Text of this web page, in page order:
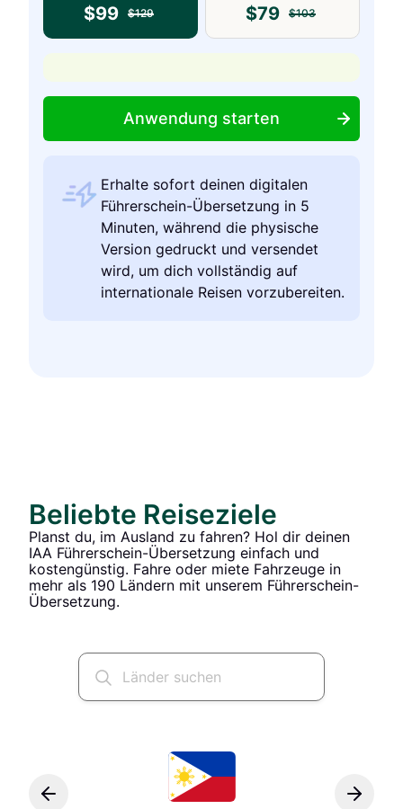
$99 $129 $79 $103
Anwendung starten
Erhalte sofort deinen digitalen
Führerschein-Übersetzung in 5
Minuten, während die physische
Version gedruckt und versendet
wird, um dich vollständig auf
internationale Reisen vorzubereiten.
Beliebte Reiseziele
Planst du, im Ausland zu fahren? Hol dir deinen
IAA Führerschein-Übersetzung einfach und
kostengünstig. Fahre oder miete Fahrzeuge in
mehr als 190 Ländern mit unserem Führerschein-
Übersetzung.